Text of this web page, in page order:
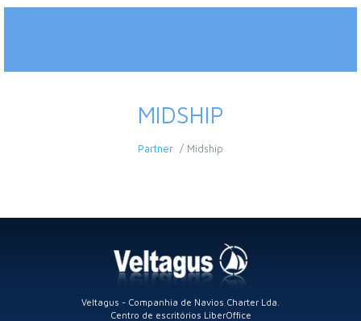
MIDSHIP
Partner Midship
Veltagus - Companhia de Navios Charter Lda.
Centro de escritórios LiberOffice